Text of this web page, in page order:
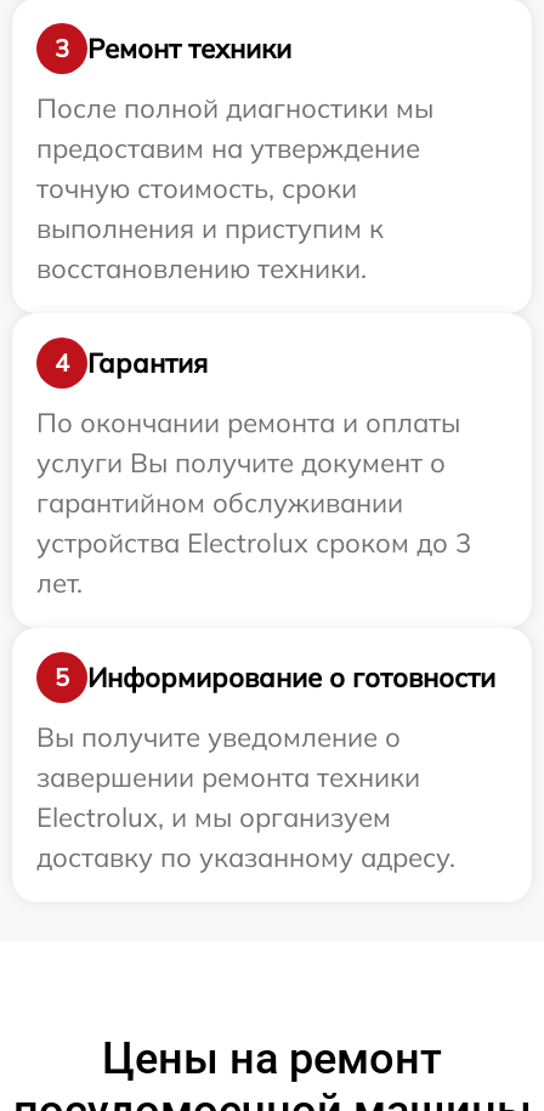
3
Ремонт техники
После полной диагностики мы
предоставим на утверждение
точную стоимость, сроки
выполнения и приступим к
восстановлению техники.
4
Гарантия
По окончании ремонта и оплаты
услуги Вы получите документ о
гарантийном обслуживании
устройства Electrolux сроком до 3
лет.
5
Информирование о готовности
Вы получите уведомление о
завершении ремонта техники
Electrolux, и мы организуем
доставку по указанному адресу.
Цены на ремонт